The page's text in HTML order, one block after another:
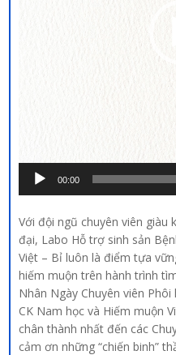
00:00
Với đội ngũ chuyên viên giàu
đại, Labo Hỗ trợ sinh sản
Việt – Bỉ luôn là điểm tựa
hiếm muộn trên hành trình
Nhân Ngày Chuyên viên
CK Nam học và Hiếm muộn
chân thành nhất đến các
cảm ơn những “chiến binh”